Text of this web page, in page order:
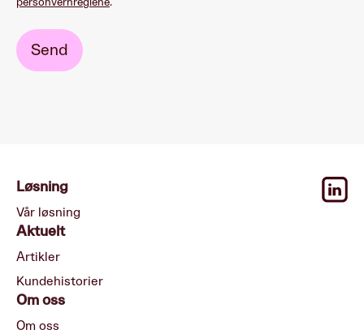
Løsning
Vår løsning
Aktuelt
Artikler
Kundehistorier
Om oss
Om oss